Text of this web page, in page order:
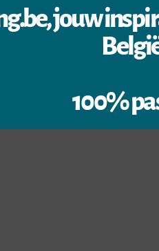
jouw
100%